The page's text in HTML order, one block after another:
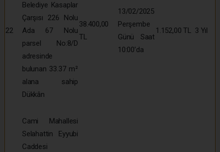
22
Belediye Kasaplar
Çarşısı 226 Nolu
Ada 67 Nolu
parsel No:8/D
adresinde
bulunan 33.37 m²
alana sahip
Dükkân
38.400,00
TL
13/02/2025
Perşembe
Günü Saat
10:00’da
1.152,00 TL 3 Yıl
Cami Mahallesi
Selahattin Eyyubi
Caddesi